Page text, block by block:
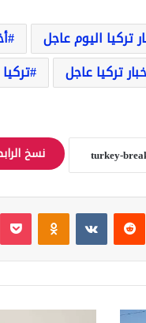
تركيا اليوم عاجل
تركيا عاجل تركيا
نسخ